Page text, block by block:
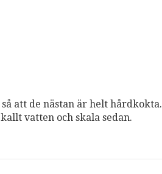
så att de nästan är helt hårdkokta.
vatten och skala sedan.